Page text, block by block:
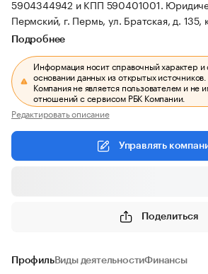
5904344942 и КПП 590401001.
Пермский, г. Пермь, ул. Братская, д. 135,
Подробнее
Информация носит справочный характер и
основании данных из открытых источников.
Компания не является пользователем и не
отношений с сервисом РБК Компании.
Редактировать описание
Управлять
Поделиться
ПрофильВиды деятельностиФинансы